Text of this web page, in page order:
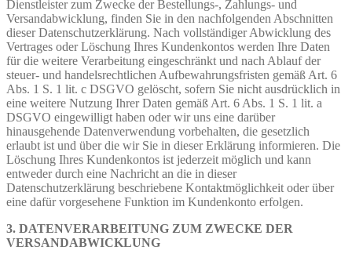
Dienstleister zum Zwecke der Bestellungs-, Zahlungs- und
Versandabwicklung, finden Sie in den nachfolgenden Abschnitten
dieser Datenschutzerklärung. Nach vollständiger Abwicklung des
Vertrages oder Löschung Ihres Kundenkontos werden Ihre Daten
für die weitere Verarbeitung eingeschränkt und nach Ablauf der
steuer- und handelsrechtlichen Aufbewahrungsfristen gemäß Art. 6
Abs. 1 S. 1 lit. c DSGVO gelöscht, sofern Sie nicht ausdrücklich in
eine weitere Nutzung Ihrer Daten gemäß Art. 6 Abs. 1 S. 1 lit. a
DSGVO eingewilligt haben oder wir uns eine darüber
hinausgehende Datenverwendung vorbehalten, die gesetzlich
erlaubt ist und über die wir Sie in dieser Erklärung informieren. Die
Löschung Ihres Kundenkontos ist jederzeit möglich und kann
entweder durch eine Nachricht an die in dieser
Datenschutzerklärung beschriebene Kontaktmöglichkeit oder über
eine dafür vorgesehene Funktion im Kundenkonto erfolgen.
3. DATENVERARBEITUNG ZUM ZWECKE DER
VERSANDABWICKLUNG